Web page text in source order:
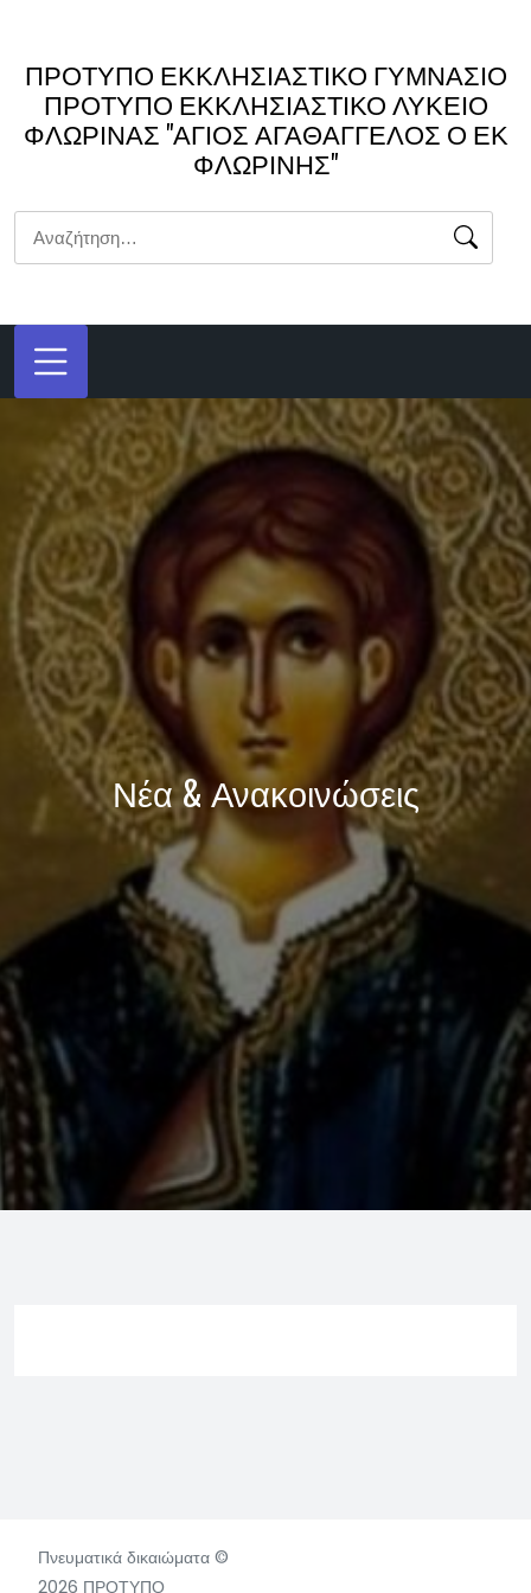
περιεχόμενο
ΠΡΟΤΥΠΟ ΕΚΚΛΗΣΙΑΣΤΙΚΟ ΓΥΜΝΑΣΙΟ
ΠΡΟΤΥΠΟ ΕΚΚΛΗΣΙΑΣΤΙΚΟ ΛΥΚΕΙΟ
ΦΛΩΡΙΝΑΣ "ΑΓΙΟΣ ΑΓΑΘΑΓΓΕΛΟΣ Ο ΕΚ
ΦΛΩΡΙΝΗΣ"
Αναζήτηση
για:
Νέα & Ανακοινώσεις
Πνευματικά δικαιώματα ©
2026 ΠΡΟΤΥΠΟ